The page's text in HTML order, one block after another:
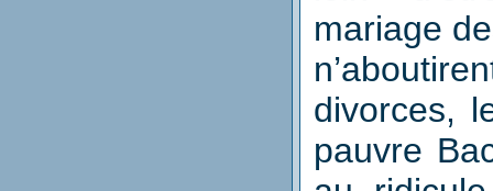
mariage
divorces,
pauvre